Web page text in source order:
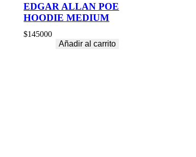
EDGAR ALLAN POE
HOODIE MEDIUM
$145000
Añadir al carrito